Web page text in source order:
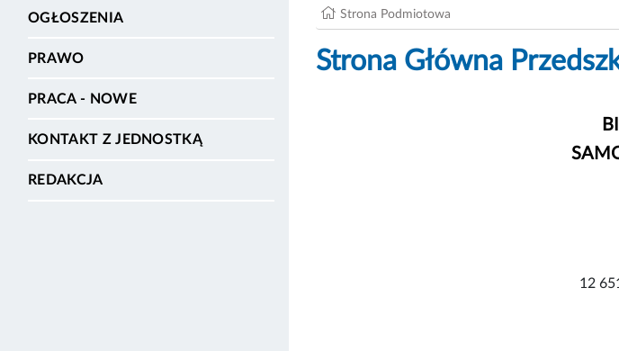
OGŁOSZENIA
PRAWO
PRACA - NOWE
KONTAKT Z JEDNOSTKĄ
REDAKCJA
Strona Podmiotowa
Strona Główna
12